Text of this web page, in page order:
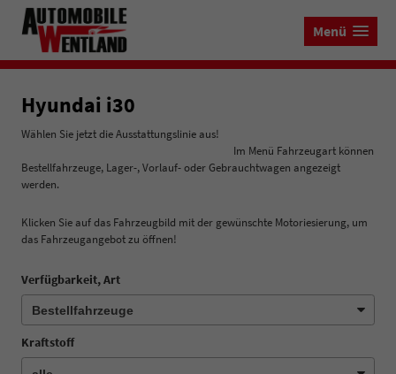
Menü
Hyundai i30
Wählen Sie jetzt die Ausstattungslinie aus!
Im Menü Fahrzeugart können
Bestellfahrzeuge, Lager-, Vorlauf- oder Gebrauchtwagen angezeigt
werden.
Klicken Sie auf das Fahrzeugbild mit der gewünschte Motoriesierung, um
das Fahrzeugangebot zu öffnen!
Verfügbarkeit, Art
Kraftstoff